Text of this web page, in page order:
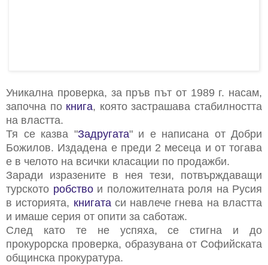
Уникална проверка, за пръв път от 1989 г. насам,
започна по книга, която застрашава стабилността
на властта.
Тя се казва "Задругата" и е написана от Добри
Божилов. Издадена е преди 2 месеца и от тогава
е в челото на всички класации по продажби.
Заради изразените в нея тези, потвърждаващи
турското робствои положителната роля на Русия
в историята, книгатаси навлече гнева на властта
и имаше серия от опити за саботаж.
След като те не успяха, се стигна и до
прокурорска проверка, образувана от Софийската
общинска прокуратура.